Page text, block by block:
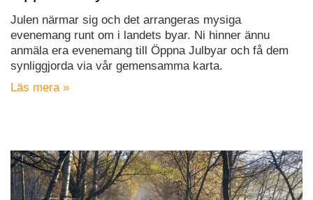
Julen närmar sig och det arrangeras mysiga
evenemang runt om i landets byar. Ni hinner ännu
anmäla era evenemang till Öppna Julbyar och få dem
synliggjorda via vår gemensamma karta.
Läs mera »